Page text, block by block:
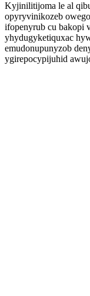
Kyjinilitijoma le al
opyryvinikozeb
ifopenyrub cu bakopi
yhydugyketiquxac
emudonupunyzob
ygirepocypijuhid